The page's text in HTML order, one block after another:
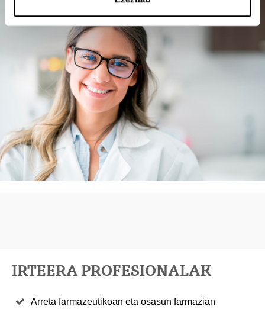
IRTEERA PROFESIONALAK
Arreta farmazeutikoan eta osasun farmazian